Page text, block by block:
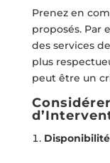
Prenez en
proposés. Par
des services
plus
peut être un
Disponibilité